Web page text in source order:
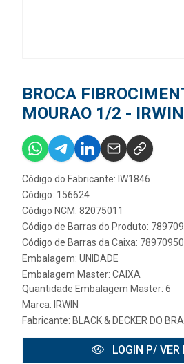
BROCA
MOURAO 1/2 - IRWIN
Código do Fabricante: IW1846
Código: 156624
Código NCM: 82075011
Código de Barras do Produto:
Código de Barras da Caixa:
Embalagem: UNIDADE
Embalagem Master: CAIXA
Quantidade Embalagem Master: 6
Marca: IRWIN
Fabricante: BLACK & DECKER DO
LOGIN P/ VER